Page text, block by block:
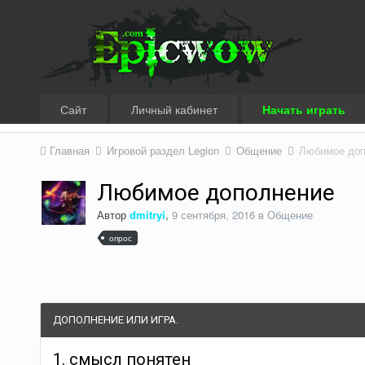
Сайт Личный кабинет Начать играть
Главная Игровой раздел Legion Общение Любимое
Любимое дополнение
Автор dmitryi, 9 сентября, 2016в Общение
опрос
ДОПОЛНЕНИЕ ИЛИ ИГРА.
1. смысл понятен